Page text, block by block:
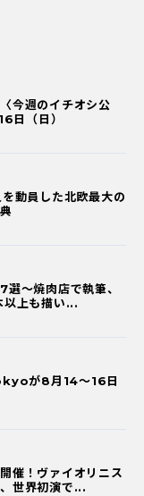
今週のイチオシ公
日（日）
動員した北欧最大の
〜焼肉店で執筆、
上も描い...
が8月14～16日
催！ヴァイオリニス
世界初演で...